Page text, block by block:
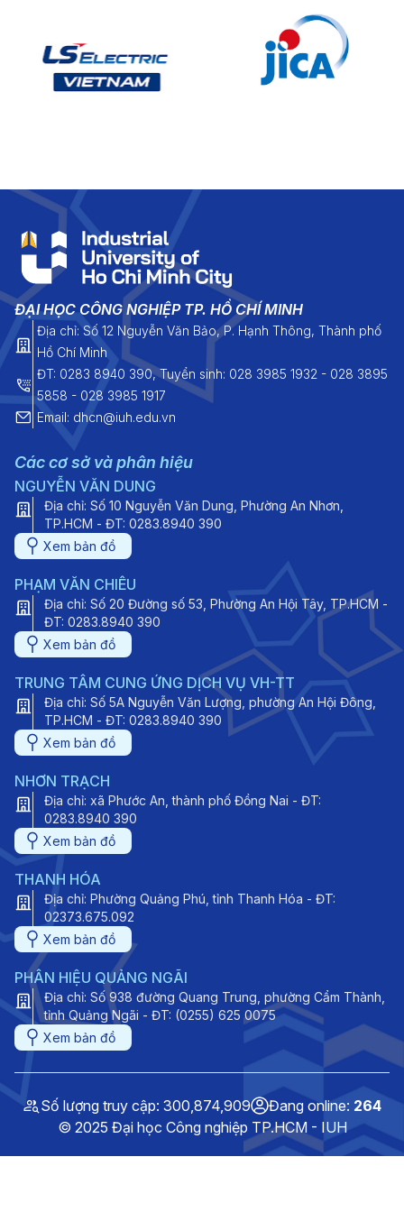
ĐẠI HỌC CÔNG NGHIỆP TP. HỒ CHÍ MINH
Địa chỉ: Số 12 Nguyễn Văn Bảo, P. Hạnh Thông, Thành phố
Hồ Chí Minh
ĐT: 0283 8940 390, Tuyển sinh: 028 3985 1932 - 028 3895
5858 - 028 3985 1917
Email: dhcn@iuh.edu.vn
Các cơ sở và phân hiệu
NGUYỄN VĂN DUNG
Địa chỉ: Số 10 Nguyễn Văn Dung, Phường An Nhơn,
TP.HCM - ĐT: 0283.8940 390
Xem bản đồ
PHẠM VĂN CHIÊU
Địa chỉ: Số 20 Đường số 53, Phường An Hội Tây, TP.HCM -
ĐT: 0283.8940 390
Xem bản đồ
TRUNG TÂM CUNG ỨNG DỊCH VỤ VH-TT
Địa chỉ: Số 5A Nguyễn Văn Lượng, phường An Hội Đông,
TP.HCM - ĐT: 0283.8940 390
Xem bản đồ
NHƠN TRẠCH
Địa chỉ: xã Phước An, thành phố Đồng Nai - ĐT:
0283.8940 390
Xem bản đồ
THANH HÓA
Địa chỉ: Phường Quảng Phú, tỉnh Thanh Hóa - ĐT:
02373.675.092
Xem bản đồ
PHÂN HIỆU QUẢNG NGÃI
Địa chỉ: Số 938 đường Quang Trung, phường Cẩm Thành,
tỉnh Quảng Ngãi - ĐT: (0255) 625 0075
Xem bản đồ
Số lượng truy cập: 300,874,909 Đang online: 264
© 2025 Đại học Công nghiệp TP.HCM - IUH